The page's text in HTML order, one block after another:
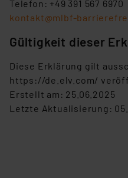
Telefon: +49 391 567 6970
kontakt@mlbf-
Gültigkeit dieser
Diese Erklärung gilt
https://de.elv.com/
Erstellt am: 25.06.2025
Letzte Aktualisierung: